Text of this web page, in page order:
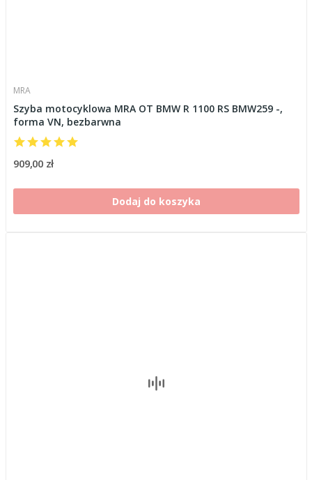
MRA
Szyba motocyklowa MRA OT BMW R 1100 RS BMW259 -,
forma VN, bezbarwna
909,00 zł
Dodaj do koszyka